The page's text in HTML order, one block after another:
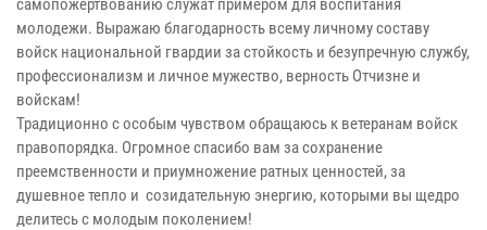
самопожертвованию служат примером для воспитания
молодежи. Выражаю благодарность всему личному составу
войск национальной гвардии за стойкость и безупречную службу,
профессионализм и личное мужество, верность Отчизне и
войскам!
Традиционно с особым чувством обращаюсь к ветеранам войск
правопорядка. Огромное спасибо вам за сохранение
преемственности и приумножение ратных ценностей, за
душевное тепло и созидательную энергию, которыми вы щедро
делитесь с молодым поколением!